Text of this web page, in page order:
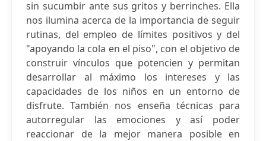
sin sucumbir ante sus gritos y berrinches. Ella
nos ilumina acerca de la importancia de seguir
rutinas, del empleo de límites positivos y del
"apoyando la cola en el piso", con el objetivo de
construir vínculos que potencien y permitan
desarrollar al máximo los intereses y las
capacidades de los niños en un entorno de
disfrute. También nos enseña técnicas para
autorregular las emociones y así poder
reaccionar de la mejor manera posible en